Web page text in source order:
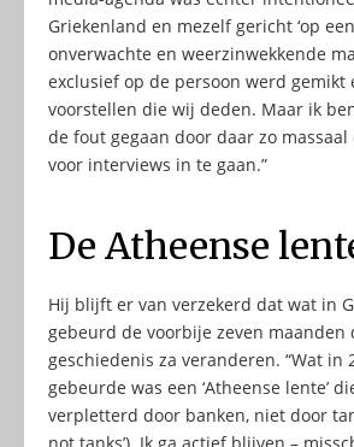
Griekenland en mezelf gericht ‘op
onverwachte en weerzinwekkende
exclusief op de persoon werd gemikt
voorstellen die wij deden. Maar ik
de fout gegaan door daar zo massaal
voor interviews in te gaan.”
De Atheense
Hij blijft er van verzekerd dat wat in
gebeurd de voorbije zeven maanden
geschiedenis za veranderen. “Wat in
gebeurde was een ‘Atheense lente’
verpletterd door banken, niet door